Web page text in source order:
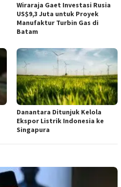
Wiraraja Gaet Investasi Rusia
US$9,3 Juta untuk Proyek
Manufaktur Turbin Gas di
Batam
Danantara Ditunjuk Kelola
Ekspor Listrik Indonesia ke
Singapura